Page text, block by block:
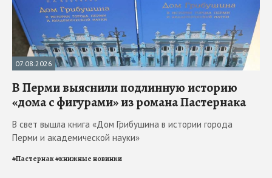
07.08.2026
В Перми выяснили подлинную историю
«дома с фигурами» из романа Пастернака
В свет вышла книга «Дом Грибушина в истории города
Перми и академической науки»
#Пастернак#книжные новинки